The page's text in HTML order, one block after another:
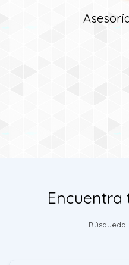
Encuentra